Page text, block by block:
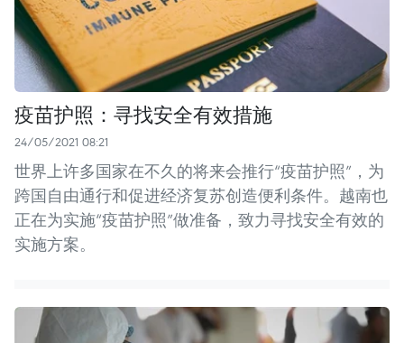
疫苗护照：寻找安全有效措施
24/05/2021 08:21
世界上许多国家在不久的将来会推行“疫苗护照”，为
跨国自由通行和促进经济复苏创造便利条件。越南也
正在为实施“疫苗护照”做准备，致力寻找安全有效的
实施方案。